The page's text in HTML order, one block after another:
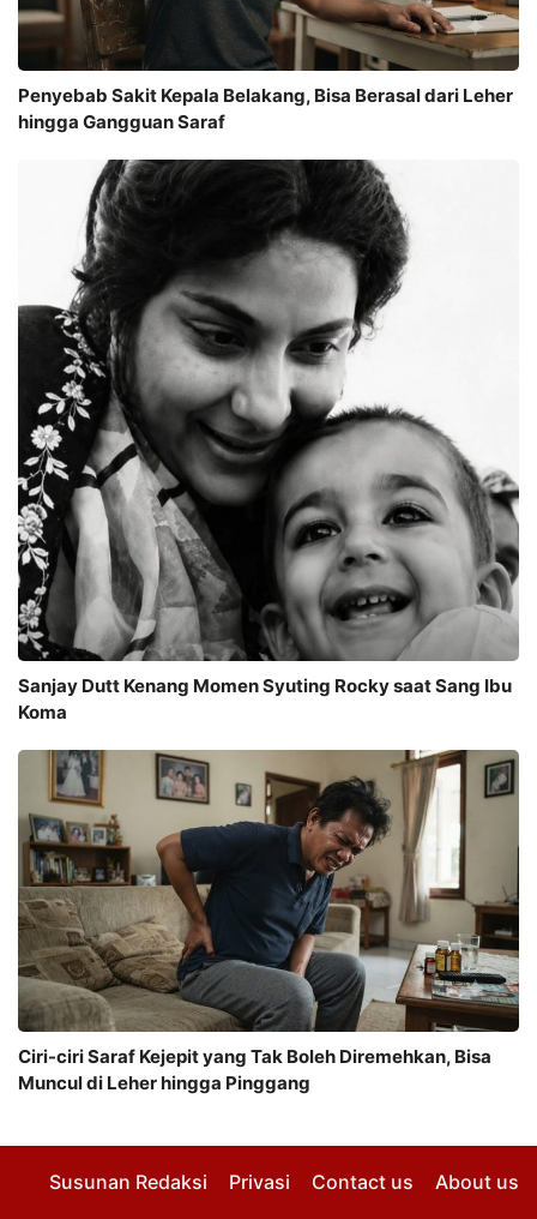
Penyebab Sakit Kepala Belakang, Bisa Berasal dari Leher
hingga Gangguan Saraf
Sanjay Dutt Kenang Momen Syuting Rocky saat Sang Ibu
Koma
Ciri-ciri Saraf Kejepit yang Tak Boleh Diremehkan, Bisa
Muncul di Leher hingga Pinggang
Susunan Redaksi Privasi Contact us About us